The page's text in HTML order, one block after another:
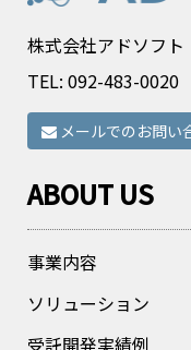
株式会社アドソフト
TEL: 092-483-0020
メールでのお問い
ABOUT US
事業内容
ソリューション